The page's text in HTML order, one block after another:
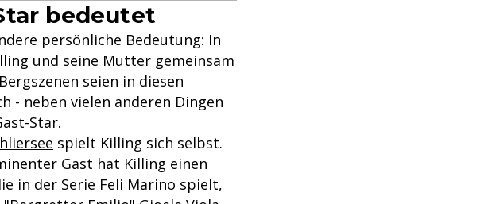
bedeutet
persönliche Bedeutung: In
und seine Mutter gemeinsam
seien in diesen
- neben vielen anderen Dingen
Star.
spielt Killing sich selbst.
Gast hat Killing einen
in der Serie Feli Marino spielt,